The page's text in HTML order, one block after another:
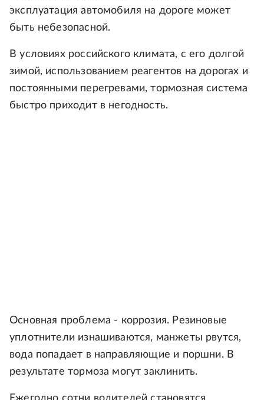
эксплуатация автомобиля на дороге может
быть небезопасной.
В условиях российского климата, с его долгой
зимой, использованием реагентов на дорогах и
постоянными перегревами, тормозная система
быстро приходит в негодность.
Основная проблема - коррозия. Резиновые
уплотнители изнашиваются, манжеты рвутся,
вода попадает в направляющие и поршни. В
результате тормоза могут заклинить.